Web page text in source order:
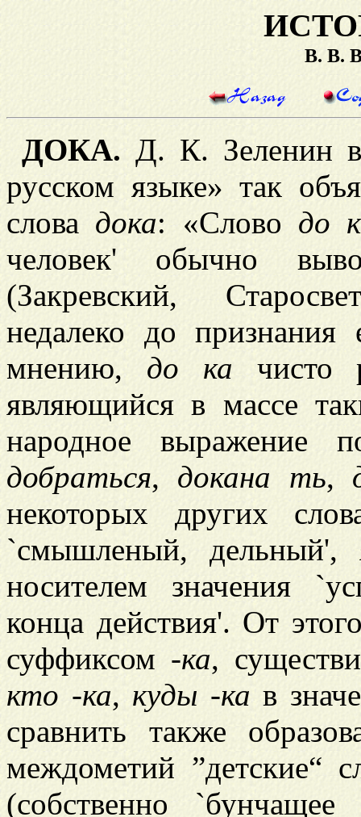
В. В.
ДОКА. Д. К. Зеленин в
русском языке» так
слова дока: «Слово до
человек' обычно
(Закревский,
недалеко до
мнению, до ка чисто
являющийся в массе
народное выражение
добраться, докана ть,
некоторых других
`смышленый, дельный',
носителем значения
конца действия'. От
суффиксом -ка,
кто -ка, куды -ка в
сравнить также
междометий ”детские“
(собственно